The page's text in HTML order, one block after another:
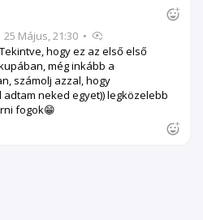
25 Május, 21:30 •
Tekintve, hogy ez az első első
még inkább a
számolj azzal, hogy
neked egyet)) legközelebb
fogok😁